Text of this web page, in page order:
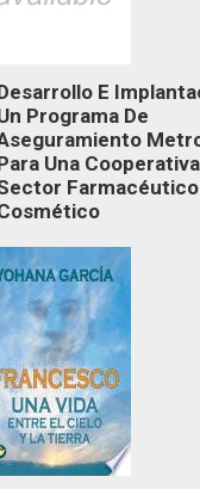
E
Programa De
Una
Farmacéutico